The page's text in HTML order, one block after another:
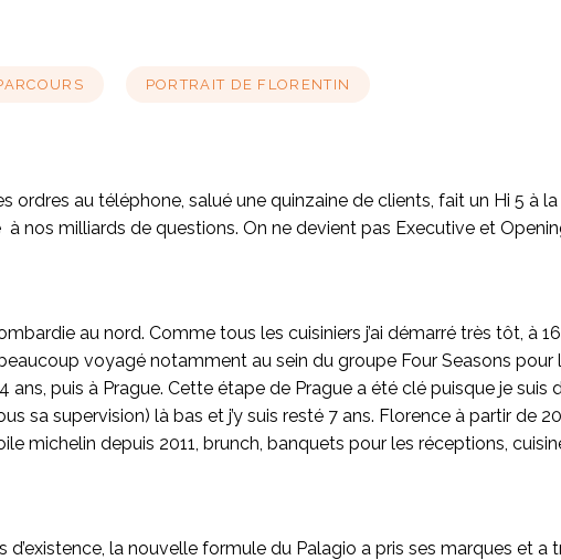
PORTRAIT DE FLORENTIN
ordres au téléphone, salué une quinzaine de clients, fait un Hi 5 à la
nos milliards de questions. On ne devient pas Executive et
au nord. Comme tous les cuisiniers j’ai démarré très tôt, à
voyagé notamment au sein du groupe Four Seasons
puis à Prague. Cette étape de Prague a été clé puisque je suis
supervision) là bas et j’y suis resté 7 ans. Florence à partir de
michelin depuis 2011, brunch, banquets pour les réceptions,
la nouvelle formule du Palagio a pris ses marques et a